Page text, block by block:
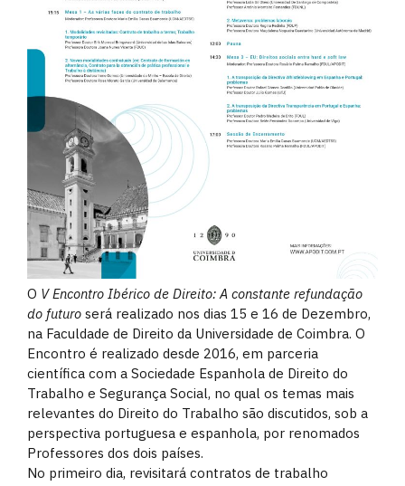
O V Encontro Ibérico de Direito: A constante refundação
do futuro será realizado nos dias 15 e 16 de Dezembro,
na Faculdade de Direito da Universidade de Coimbra. O
Encontro é realizado desde 2016, em parceria
científica com a Sociedade Espanhola de Direito do
Trabalho e Segurança Social, no qual os temas mais
relevantes do Direito do Trabalho são discutidos, sob a
perspectiva portuguesa e espanhola, por renomados
Professores dos dois países.
No primeiro dia, revisitará contratos de trabalho